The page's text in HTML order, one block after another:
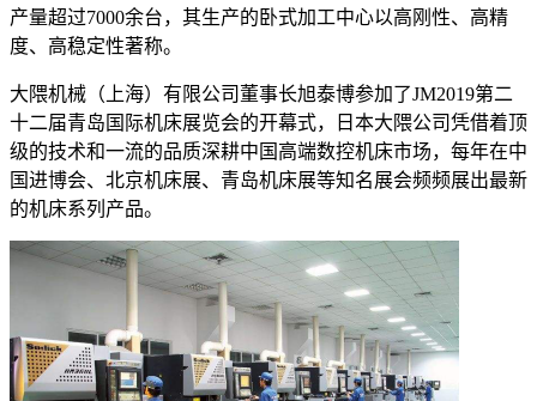
产量超过7000余台，其生产的卧式加工中心以高刚性、高精
度、高稳定性著称。
大隈机械（上海）有限公司董事长旭泰博参加了JM2019第二
十二届青岛国际机床展览会的开幕式，日本大隈公司凭借着顶
级的技术和一流的品质深耕中国高端数控机床市场，每年在中
国进博会、北京机床展、青岛机床展等知名展会频频展出最新
的机床系列产品。